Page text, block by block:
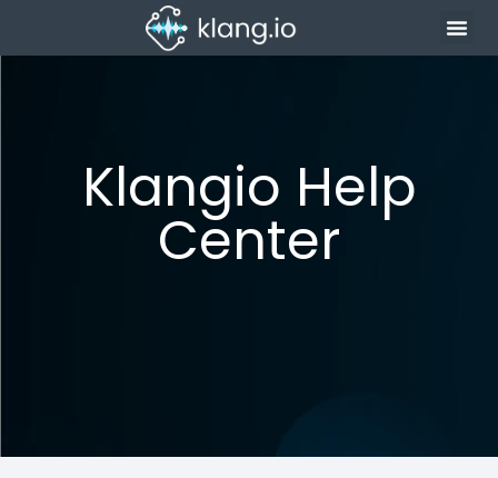
Klangio Help
Center